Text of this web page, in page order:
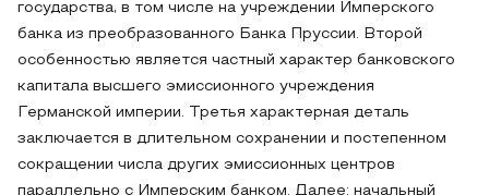
государства, в том числе на учреждении Имперского
банка из преобразованного Банка Пруссии. Второй
особенностью является частный характер банковского
капитала высшего эмиссионного учреждения
Германской империи. Третья характерная деталь
заключается в длительном сохранении и постепенном
сокращении числа других эмиссионных центров
параллельно с Имперским банком. Далее: начальный